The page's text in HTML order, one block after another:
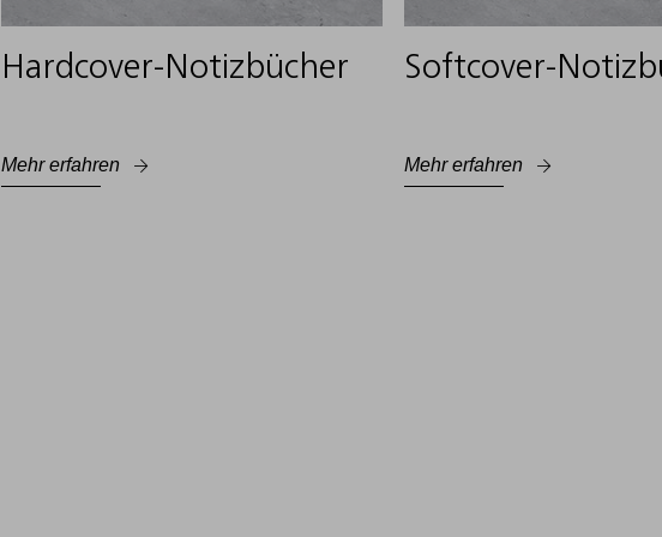
Hardcover-Notizbücher
Mehr erfahren
Softcover-
Mehr erfahren